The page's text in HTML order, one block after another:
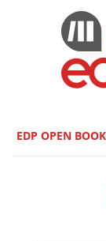
EDP OPEN